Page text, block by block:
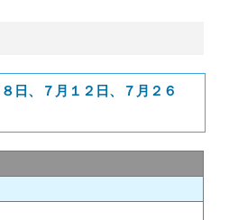
日、７月１２日、７月２６